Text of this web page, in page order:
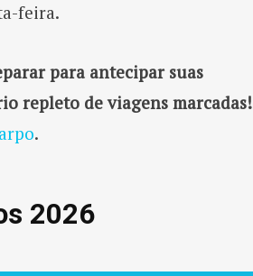
feira.
para antecipar suas
repleto de viagens marcadas!
.
2026